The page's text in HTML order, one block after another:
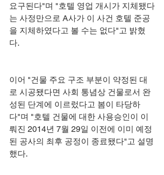
요구된다"며 "호텔 영업 개시가 지체됐다
는 사정만으로 A사가 이 사건 호텔 준공
을 지체하였다고 볼 수는 없다"고 밝혔
다.
이어 "건물 주요 구조 부분이 약정된 대
로 시공됐다면 사회 통념상 건물로서 완
성된 단계에 이르렀다고 봄이 타당하
다"며 "호텔 건물에 대한 사용승인이 이
뤄진 2014년 7월 29일 이전에 이미 예정
된 공사의 최후 공정이 종료됐다"고 설명
했다.